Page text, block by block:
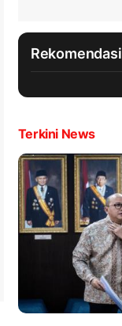
Rekomendasi
Terkini News